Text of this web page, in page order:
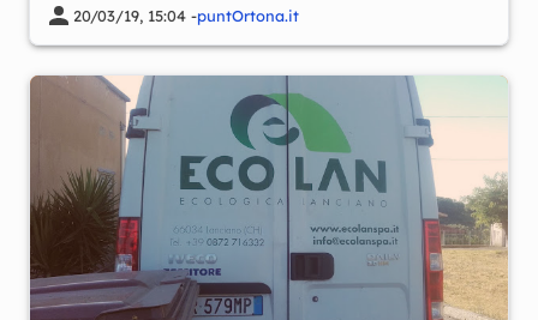
20/03/19, 15:04 -puntOrtona.it